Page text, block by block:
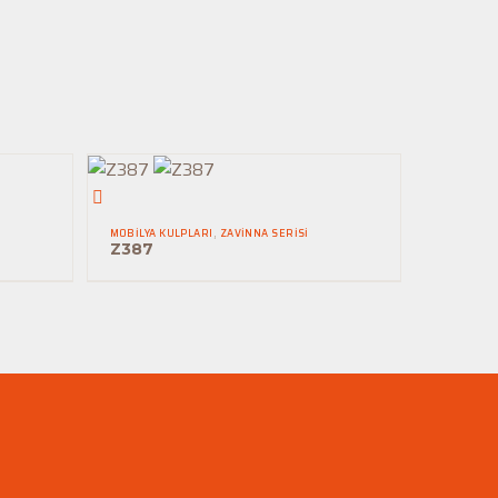
Z387
MOBILYA KULPLARI , ZAVINNA SERISI
Z387